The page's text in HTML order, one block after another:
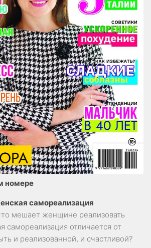
номере
самореализация
мешает женщине реализовать
самореализация отличается от
и реализованной, и счастливой?